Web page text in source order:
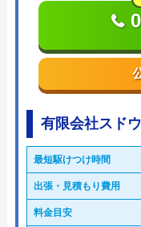
有限会社スド
最短駆けつけ時間
出張・見積もり費用
料金目安